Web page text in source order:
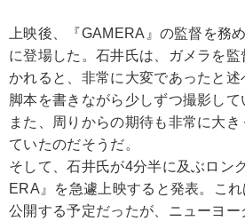
上映後、『GAMERA』の監督を務
に登場した。石井氏は、ガメラを
かれると、非常に大変であったと述
脚本を書きながら少しずつ撮影して
また、周りからの期待も非常に大
ていたのだそうだ。
そして、石井氏が4分半に及ぶロン
ERA』を急遽上映すると発表。こ
公開する予定だったが、ニューヨ